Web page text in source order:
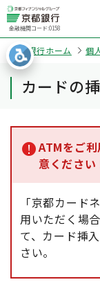
金融機関コード:0158
京都銀行ホーム 個
カードの
ATMをご
意ください
「京都カード
用いただく場
て、カード挿
さい。